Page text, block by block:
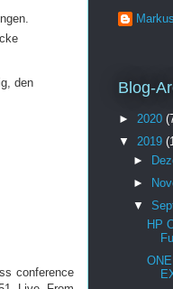
den
conference
Blog-
► 2020
▼ 2019
►
►
▼
HP